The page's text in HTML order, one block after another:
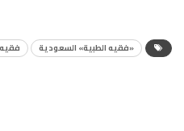
«فقيه الطبية» السعودية